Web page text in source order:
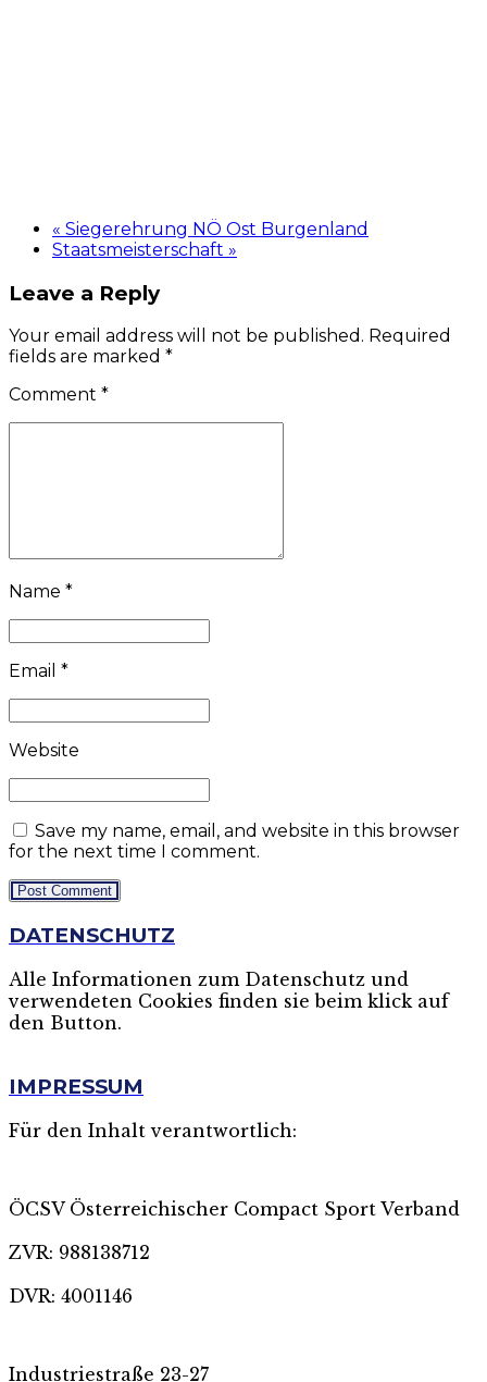
« Siegerehrung NÖ Ost Burgenland
Staatsmeisterschaft »
Leave a Reply
Your email address will not be published. Required
fields are marked *
Comment *
Name *
Email *
Website
Save my name, email, and website in this browser
for the next time I comment.
Post Comment
DATENSCHUTZ
Alle Informationen zum Datenschutz und
verwendeten Cookies finden sie beim klick auf
den Button.
IMPRESSUM
Für den Inhalt verantwortlich:
ÖCSV Österreichischer Compact Sport Verband
ZVR: 988138712
DVR: 4001146
Industriestraße 23-27